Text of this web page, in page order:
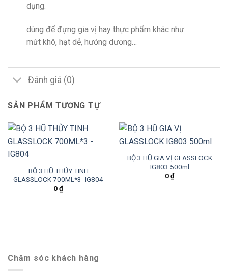
dụng.
dùng để đựng gia vị hay thực phẩm khác như:
mứt khô, hạt dẻ, hướng dương…
Đánh giá (0)
SẢN PHẨM TƯƠNG TỰ
BỘ 3 HŨ THỦY TINH
GLASSLOCK 700ML*3 -IG804
0₫
BỘ 3 HŨ GIA VỊ GLASSLOCK
IG803 500ml
0₫
Chăm sóc khách hàng